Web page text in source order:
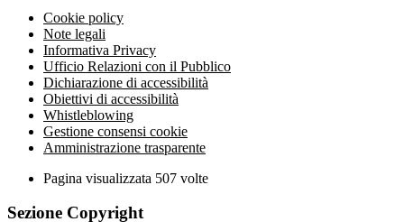
Cookie policy
Note legali
Informativa Privacy
Ufficio Relazioni con il Pubblico
Dichiarazione di accessibilità
Obiettivi di accessibilità
Whistleblowing
Gestione consensi cookie
Amministrazione trasparente
Pagina visualizzata 507 volte
Sezione Copyright